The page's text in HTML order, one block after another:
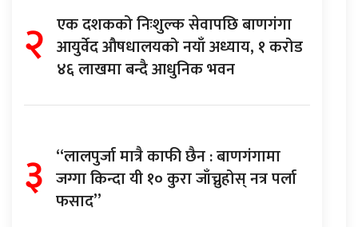
२ एक दशकको निःशुल्क सेवापछि बाणगंगा
आयुर्वेद औषधालयको नयाँ अध्याय, १ करोड
४६ लाखमा बन्दै आधुनिक भवन
३ “लालपुर्जा मात्रै काफी छैन : बाणगंगामा
जग्गा किन्दा यी १० कुरा जाँच्नुहोस् नत्र पर्ला
फसाद”